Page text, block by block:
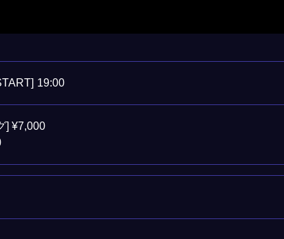
19:00
] ¥7,000